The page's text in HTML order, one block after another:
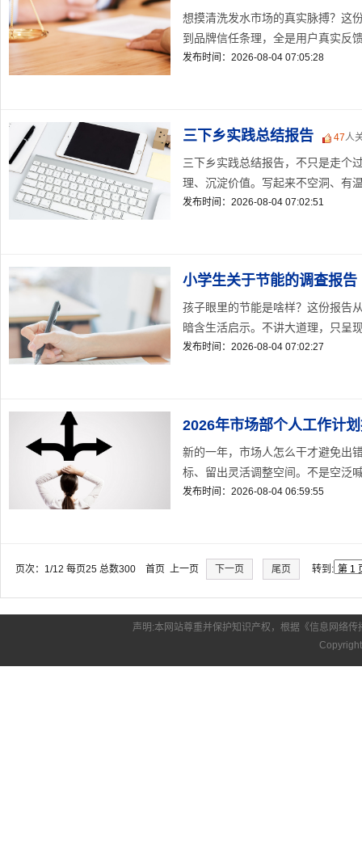
想摸清洗发水市场的真实脉搏？这
到品牌信任条理，全是用户真实反
发布时间：2026-08-04 07:05:28
三下乡实践总结报告 47人
三下乡实践总结报告，不只是走个
理、沉淀价值。写起来不空洞、有
发布时间：2026-08-04 07:02:51
小学生关于节能的调查报告
孩子眼里的节能是啥样？这份报告
暗含生活启示。不讲大道理，只呈
发布时间：2026-08-04 07:02:27
2026年市场部个人工作计
新的一年，市场人怎么干才避免出
标、留出灵活调整空间。不是空泛
发布时间：2026-08-04 06:59:55
页次：1/12 每页25 总数300 首页 上一页 下一页 尾页 转到:
声明:本网站尊重并保护知识产权，根据《信息网络